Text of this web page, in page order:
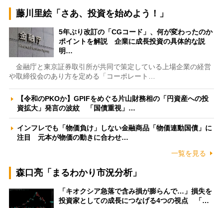
藤川里絵「さあ、投資を始めよう！」
5年ぶり改訂の「CGコード」、何が変わったのか
ポイントを解説 企業に成長投資の具体的な説
明…
金融庁と東京証券取引所が共同で策定している上場企業の経営
や取締役会のあり方を定める「コーポレート…
【令和のPKOか】GPIFをめぐる片山財務相の「円資産への投
資拡大」発言の波紋 「国債重視」…
インフレでも「物価負け」しない金融商品「物価連動国債」に
注目 元本が物価の動きに合わせ…
一覧を見る
森口亮「まるわかり市況分析」
「キオクシア急落で含み損が膨らんで…」損失を
投資家としての成長につなげる4つの視点 「…